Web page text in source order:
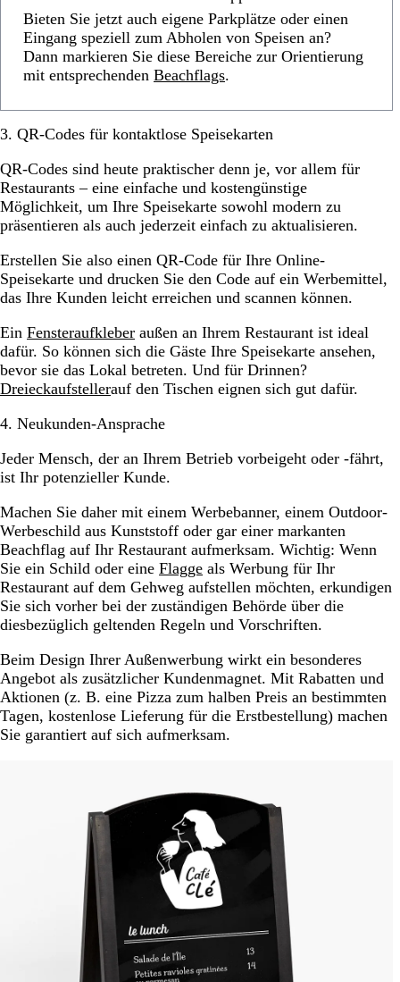
Bieten Sie jetzt auch eigene Parkplätze oder einen
Eingang speziell zum Abholen von Speisen an?
Dann markieren Sie diese Bereiche zur Orientierung
mit entsprechenden Beachflags.
3. QR-Codes für kontaktlose Speisekarten
QR-Codes sind heute praktischer denn je, vor allem für
Restaurants – eine einfache und kostengünstige
Möglichkeit, um Ihre Speisekarte sowohl modern zu
präsentieren als auch jederzeit einfach zu aktualisieren.
Erstellen Sie also einen QR-Code für Ihre Online-
Speisekarte und drucken Sie den Code auf ein Werbemittel,
das Ihre Kunden leicht erreichen und scannen können.
Ein Fensteraufkleber außen an Ihrem Restaurant ist ideal
dafür. So können sich die Gäste Ihre Speisekarte ansehen,
bevor sie das Lokal betreten. Und für Drinnen?
Dreieckaufstellerauf den Tischen eignen sich gut dafür.
4. Neukunden-Ansprache
Jeder Mensch, der an Ihrem Betrieb vorbeigeht oder -fährt,
ist Ihr potenzieller Kunde.
Machen Sie daher mit einem Werbebanner, einem Outdoor-
Werbeschild aus Kunststoff oder gar einer markanten
Beachflag auf Ihr Restaurant aufmerksam. Wichtig: Wenn
Sie ein Schild oder eine Flagge als Werbung für Ihr
Restaurant auf dem Gehweg aufstellen möchten, erkundigen
Sie sich vorher bei der zuständigen Behörde über die
diesbezüglich geltenden Regeln und Vorschriften.
Beim Design Ihrer Außenwerbung wirkt ein besonderes
Angebot als zusätzlicher Kundenmagnet. Mit Rabatten und
Aktionen (z. B. eine Pizza zum halben Preis an bestimmten
Tagen, kostenlose Lieferung für die Erstbestellung) machen
Sie garantiert auf sich aufmerksam.